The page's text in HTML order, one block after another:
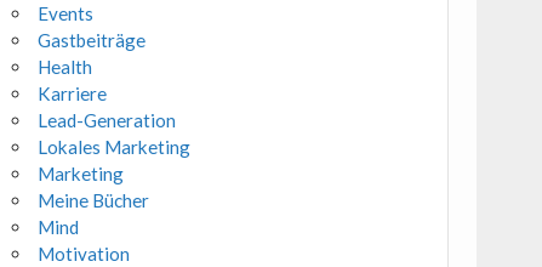
Events
Gastbeiträge
Health
Karriere
Lead-Generation
Lokales Marketing
Marketing
Meine Bücher
Mind
Motivation